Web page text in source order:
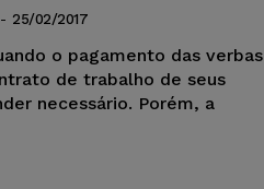
- 25/02/2017
o pagamento das verbas
de trabalho de seus
necessário. Porém, a